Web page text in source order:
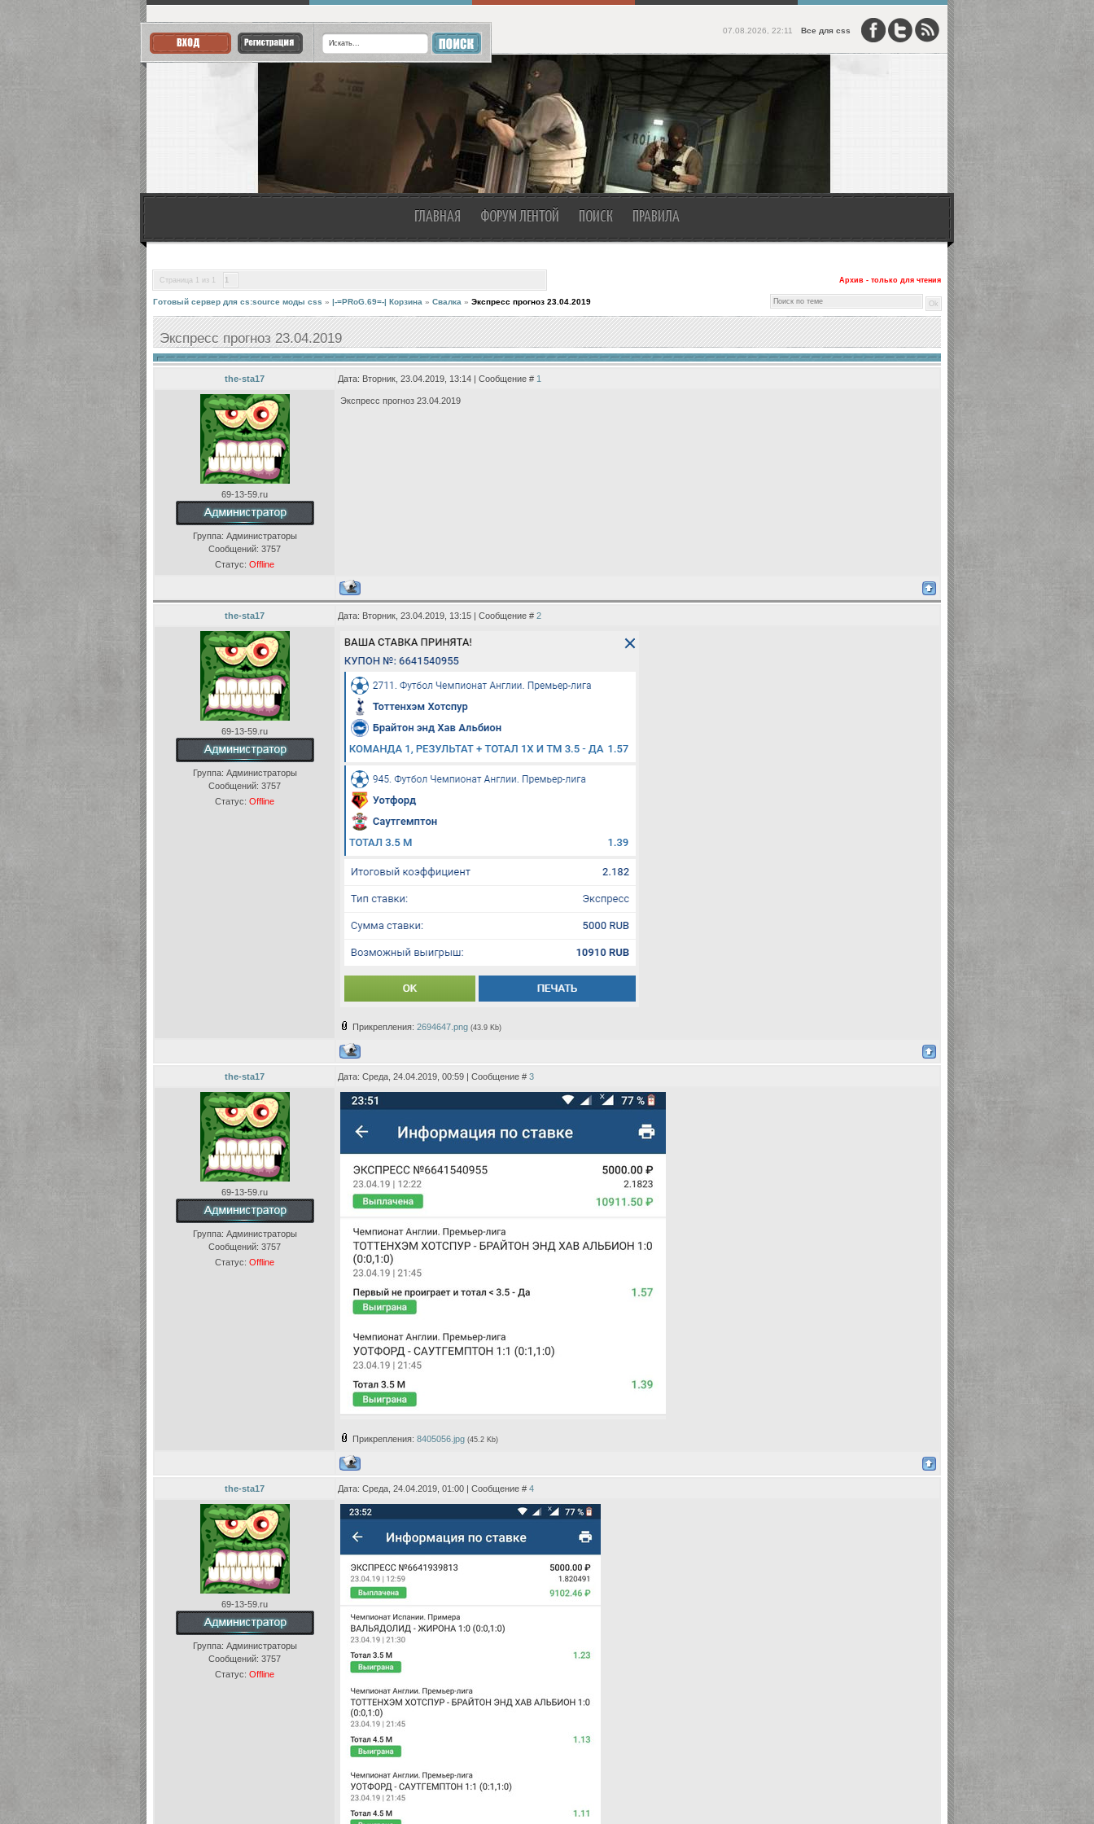
07.08.2026, 22:11 Все для css
ГЛАВНАЯ ФОРУМ ЛЕНТОЙ ПОИСК ПРАВИЛА
Страница 1 из 1 1 Архив - только для чтения
Готовый сервер для cs:source моды css » |-=PRoG.69=-| Корзина » Свалка » Экспресс прогноз 23.04.2019
Экспресс прогноз 23.04.2019
the-sta17 Дата: Вторник, 23.04.2019, 13:14 | Сообщение # 1
69-13-59.ru
Группа: Администраторы
Сообщений: 3757
Статус: Offline
Экспресс прогноз 23.04.2019
the-sta17 Дата: Вторник, 23.04.2019, 13:15 | Сообщение # 2
69-13-59.ru
Группа: Администраторы
Сообщений: 3757
Статус: Offline
Прикрепления: 2694647.png (43.9 Kb)
the-sta17 Дата: Среда, 24.04.2019, 00:59 | Сообщение # 3
69-13-59.ru
Группа: Администраторы
Сообщений: 3757
Статус: Offline
Прикрепления: 8405056.jpg (45.2 Kb)
the-sta17 Дата: Среда, 24.04.2019, 01:00 | Сообщение # 4
69-13-59.ru
Группа: Администраторы
Сообщений: 3757
Статус: Offline